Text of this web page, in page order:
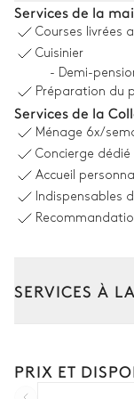
Piscine
Dimensions : L =
8
Terrain de
Vue sur la nature
Services de la
Courses livrées
Cuisinier
- Demi-
Préparation du
Services de la
Ménage 6x/
Concierge
Accueil
Indispensables
SERVICES À
Location de
PRIX ET